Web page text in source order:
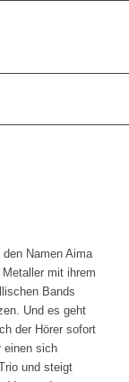
Namen Aima
mit ihrem
Bands
Und es geht
der Hörer sofort
einen sich
und steigt